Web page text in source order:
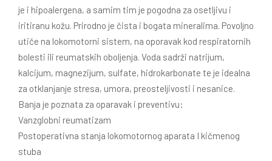
je i hipoalergena, a samim tim je pogodna za osetljivu i
iritiranu kožu. Prirodno je čista i bogata mineralima. Povoljno
utiče na lokomotorni sistem, na oporavak kod respiratornih
bolesti ili reumatskih oboljenja. Voda sadrži natrijum,
kalcijum, magnezijum, sulfate, hidrokarbonate te je idealna
za otklanjanje stresa, umora, preosteljivosti i nesanice.
Banja je poznata za oparavak i preventivu:
Vanzglobni reumatizam
Postoperativna stanja lokomotornog aparata I kičmenog
stuba